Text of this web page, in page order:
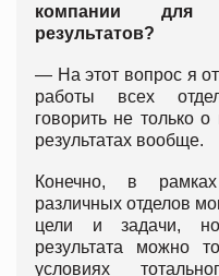
компании для
результатов?
— На этот вопрос я
работы всех
говорить не только
результатах вообще.
Конечно, в
различных отделов
цели и задачи, но
результата можно
условиях